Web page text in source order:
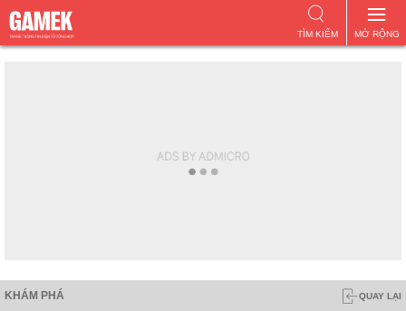
MỞ RỘNG
TÌM KIẾM
KHÁM PHÁ QUAY LẠI